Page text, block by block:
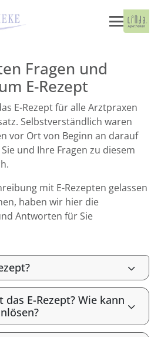
Fragen und
E-Rezept
E-Rezept für alle Arztpraxen
Selbstverständlich waren
vor Ort von Beginn an darauf
und Ihre Fragen zu diesem
mit E-Rezepten gelassen
haben wir hier die
Antworten für Sie
E-Rezept? Wie kann